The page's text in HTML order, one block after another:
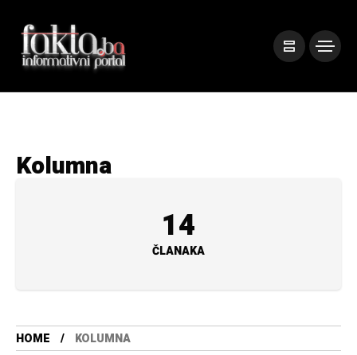
Kolumna
14
ČLANAKA
HOME KOLUMNA